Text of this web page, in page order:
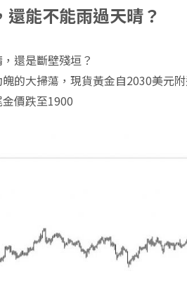
能不能雨過天晴？
還是斷壁殘垣？
的大掃蕩，現貨黃金自2030美元
價跌至1900